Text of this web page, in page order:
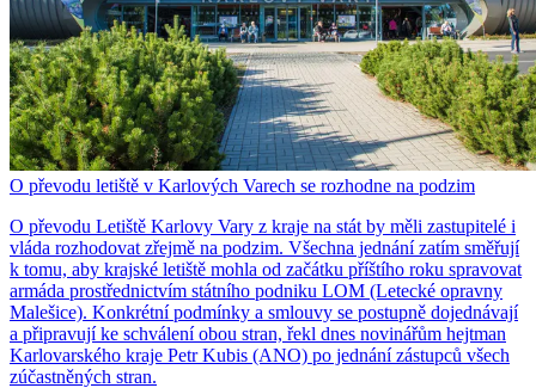
O převodu letiště v Karlových Varech se rozhodne na podzim
O převodu Letiště Karlovy Vary z kraje na stát by měli zastupitelé i
vláda rozhodovat zřejmě na podzim. Všechna jednání zatím směřují
k tomu, aby krajské letiště mohla od začátku příštího roku spravovat
armáda prostřednictvím státního podniku LOM (Letecké opravny
Malešice). Konkrétní podmínky a smlouvy se postupně dojednávají
a připravují ke schválení obou stran, řekl dnes novinářům hejtman
Karlovarského kraje Petr Kubis (ANO) po jednání zástupců všech
zúčastněných stran.